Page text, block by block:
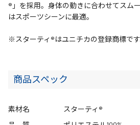
®」を採用。身体の動きに合わせてスム
はスポーツシーンに最適。
※スターティ®はユニチカの登録商標です
商品スペック
素材名
スターティ®